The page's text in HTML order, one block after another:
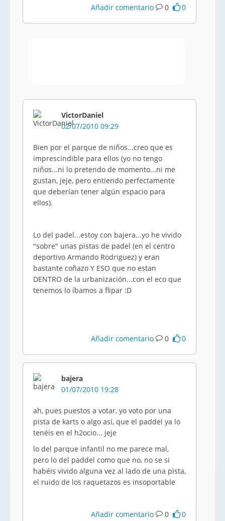
Añadir comentario 0 0
VictorDaniel
02/07/2010 09:29
Bien por el parque de niños...creo que es
imprescindible para ellos (yo no tengo
niños...ni lo pretendo de momento...ni me
gustan, jeje, pero entiendo perfectamente
que deberían tener algún espacio para
ellos).
Lo del padel...estoy con bajera...yo he vivido
"sobre" unas pistas de padel (en el centro
deportivo Armando Rodriguez) y eran
bastante coñazo Y ESO que no estan
DENTRO de la urbanización...con el eco que
tenemos lo íbamos a flipar :D
Añadir comentario 0 0
bajera
01/07/2010 19:28
ah, pues puestos a votar, yo voto por una
pista de karts o algo así, que el paddel ya lo
tenéis en el h2ocio... jeje
lo del parque infantil no me parece mal,
pero lo del paddel como que no, no se si
habéis vivido alguna vez al lado de una pista,
el ruido de los raquetazos es insoportable
Añadir comentario 0 0